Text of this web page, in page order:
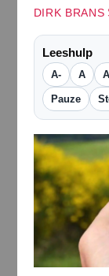
DIRK BRANS
Leeshulp
A- A
Pauze